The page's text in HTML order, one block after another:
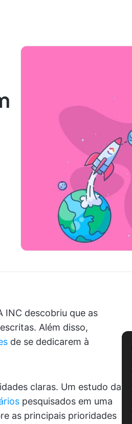
INC descobriu que as
Além disso,
de se dedicarem à
claras. Um estudo da
pesquisados em uma
as principais prioridades